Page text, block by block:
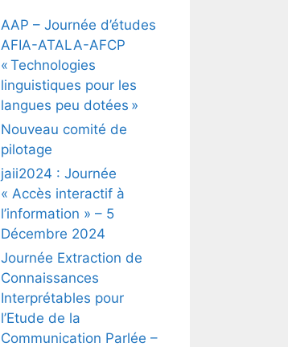
AAP – Journée d’études
AFIA-ATALA-AFCP
« Technologies
linguistiques pour les
langues peu dotées »
Nouveau comité de
pilotage
jaii2024 : Journée
« Accès interactif à
l’information » – 5
Décembre 2024
Journée Extraction de
Connaissances
Interprétables pour
l’Etude de la
Communication Parlée –